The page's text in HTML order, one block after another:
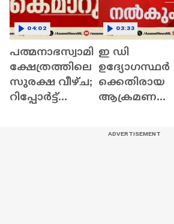
പത്മനാഭസ്വാമി
ക്ഷേത്രത്തിലെ
സുരക്ഷ വീഴ്ച;
റിപ്പോർട്ട്
04:02
ഇ ഡി
ഉദ്യോഗസ്ഥർ
ക്കെതിരായ
ആക്രമണത്തി
03:33